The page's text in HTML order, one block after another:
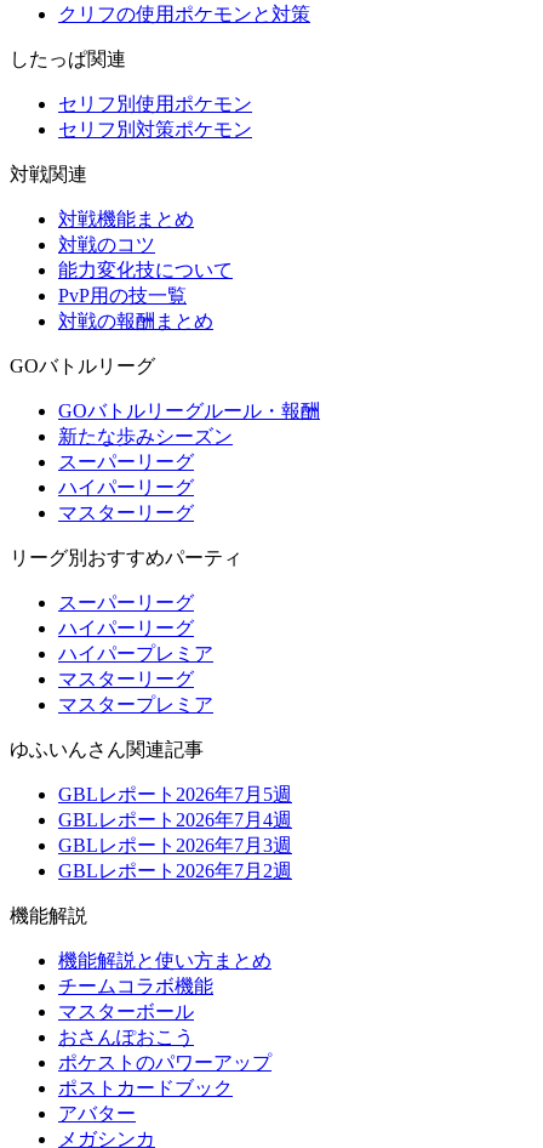
クリフの使用ポケモンと対策
したっぱ関連
セリフ別使用ポケモン
セリフ別対策ポケモン
対戦関連
対戦機能まとめ
対戦のコツ
能力変化技について
PvP用の技一覧
対戦の報酬まとめ
GOバトルリーグ
GOバトルリーグルール・報酬
新たな歩みシーズン
スーパーリーグ
ハイパーリーグ
マスターリーグ
リーグ別おすすめパーティ
スーパーリーグ
ハイパーリーグ
ハイパープレミア
マスターリーグ
マスタープレミア
ゆふいんさん関連記事
GBLレポート2026年7月5週
GBLレポート2026年7月4週
GBLレポート2026年7月3週
GBLレポート2026年7月2週
機能解説
機能解説と使い方まとめ
チームコラボ機能
マスターボール
おさんぽおこう
ポケストのパワーアップ
ポストカードブック
アバター
メガシンカ